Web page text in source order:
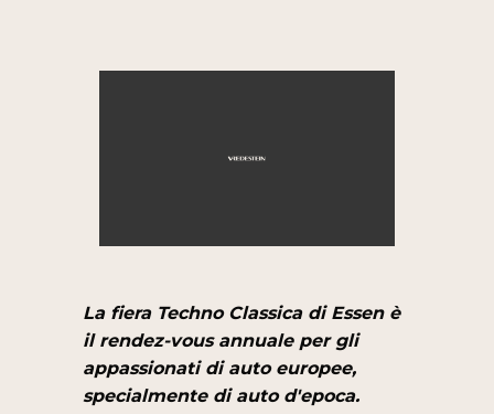
La fiera Techno Classica di Essen è
il rendez-vous annuale per gli
appassionati di auto europee,
specialmente di auto d'epoca.